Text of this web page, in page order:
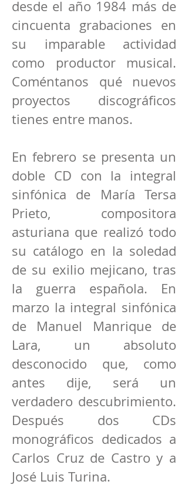
desde el año 1984 más de
cincuenta grabaciones en
su imparable actividad
como productor musical.
Coméntanos qué nuevos
proyectos discográficos
tienes entre manos.
En febrero se presenta un
doble CD con la integral
sinfónica de María Tersa
Prieto, compositora
asturiana que realizó todo
su catálogo en la soledad
de su exilio mejicano, tras
la guerra española. En
marzo la integral sinfónica
de Manuel Manrique de
Lara, un absoluto
desconocido que, como
antes dije, será un
verdadero descubrimiento.
Después dos CDs
monográficos dedicados a
Carlos Cruz de Castro y a
José Luis Turina.